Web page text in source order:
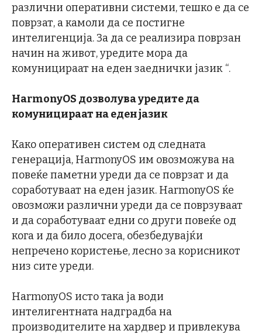
различни оперативни системи, тешко е да се
поврзат, а камоли да се постигне
интелигенција. За да се реализира поврзан
начин на живот, уредите мора да
комуницираат на еден заеднички јазик “.
HarmonyOS дозволува уредите да
комуницираат на еден јазик
Како оперативен систем од следната
генерација, HarmonyOS им овозможува на
повеќе паметни уреди да се поврзат и да
соработуваат на еден јазик. HarmonyOS ќе
овозможи различни уреди да се поврзуваат
и да соработуваат едни со други повеќе од
кога и да било досега, обезбедувајќи
непречено користење, лесно за корисникот
низ сите уреди.
HarmonyOS исто така ја води
интелигентната надградба на
производителите на хардвер и привлекува